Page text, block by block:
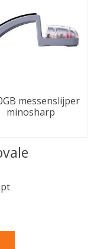
messenslijper
minosharp